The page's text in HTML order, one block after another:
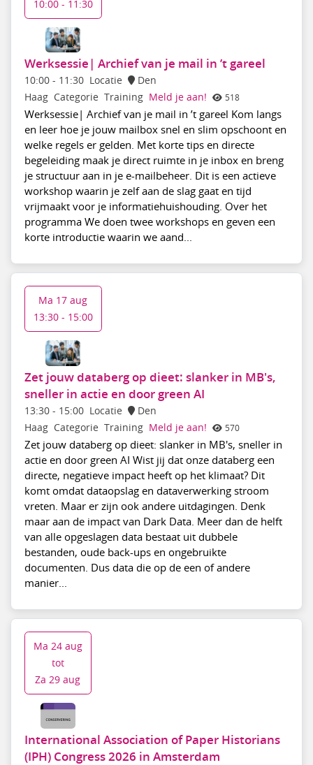
Werksessie| Archief van je mail in ’t gareel
10:00- 11:30 Locatie
Den
Haag Categorie Training Meld je aan! 518
Werksessie| Archief van je mail in ’t gareel Kom langs
en leer hoe je jouw mailbox snel en slim opschoont en
welke regels er gelden. Met korte tips en directe
begeleiding maak je direct ruimte in je inbox en breng
je structuur aan in je e-mailbeheer. Dit is een actieve
workshop waarin je zelf aan de slag gaat en tijd
vrijmaakt voor je informatiehuishouding. Over het
programma We doen twee workshops en geven een
korte introductie waarin we aand...
10:00 - 11:30
Zet jouw databerg op dieet: slanker in MB's,
sneller in actie en door green AI
13:30- 15:00 Locatie
Den
Haag Categorie Training Meld je aan! 570
Zet jouw databerg op dieet: slanker in MB's, sneller in
actie en door green AI Wist jij dat onze databerg een
directe, negatieve impact heeft op het klimaat? Dit
komt omdat dataopslag en dataverwerking stroom
vreten. Maar er zijn ook andere uitdagingen. Denk
maar aan de impact van Dark Data. Meer dan de helft
van alle opgeslagen data bestaat uit dubbele
bestanden, oude back-ups en ongebruikte
documenten. Dus data die op de een of andere
manier...
Ma 17 aug
13:30 - 15:00
International Association of Paper Historians
(IPH) Congress 2026 in Amsterdam
Ma 24 aug
tot
Za 29 aug